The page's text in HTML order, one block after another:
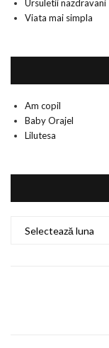
Ursuletii nazdravani
Viata mai simpla
Am copil
Baby Orajel
Lilutesa